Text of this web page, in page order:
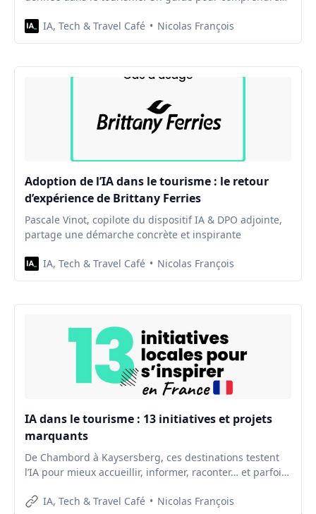
IA, Tech & Travel Café
Nicolas François
Adoption de l’IA dans le tourisme : le retour
d’expérience de Brittany Ferries
Pascale Vinot, copilote du dispositif IA & DPO adjointe,
partage une démarche concrète et inspirante
IA, Tech & Travel Café Nicolas François
IA dans le tourisme : 13 initiatives et projets
marquants
De Chambord à Kaysersberg, ces destinations testent
l’IA pour mieux accueillir, informer, raconter… et parfois
IA, Tech & Travel Café
Nicolas François